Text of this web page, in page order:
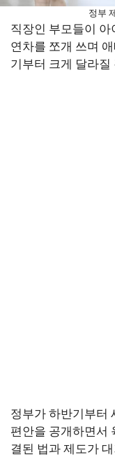
정부
직장인 부모들이
연차를 쪼개 쓰며
기부터 크게 달라
정부가 하반기부터
편안을 공개하면서
결된 법과 제도가